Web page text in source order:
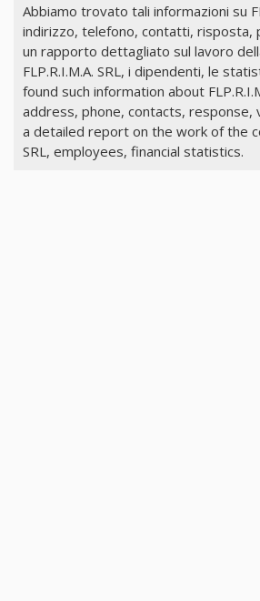
Abbiamo trovato tali informazioni su
indirizzo, telefono, contatti, risposta,
un rapporto dettagliato sul lavoro
FLP.R.I.M.A. SRL, i dipendenti, le
found such information about
address, phone, contacts, response,
a detailed report on the work of the
SRL, employees, financial statistics.